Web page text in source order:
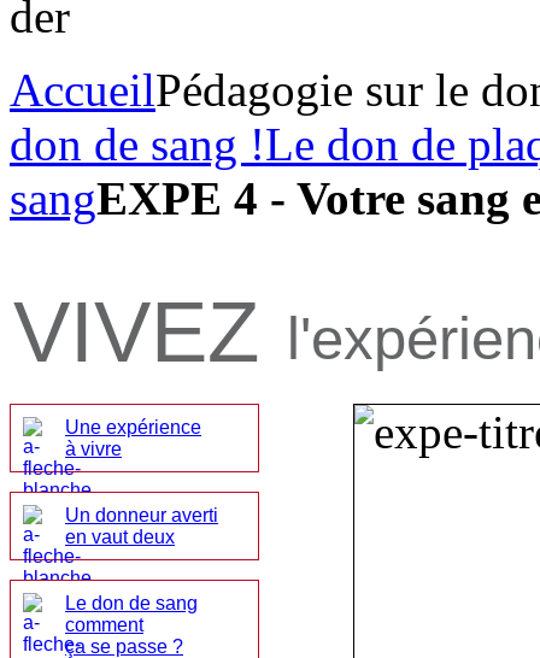
AccueilPédagogie sur le
don de sang !Le don de
sangEXPE 4 - Votre sang
VIVEZ
Une expérience
à vivre
Un donneur averti
en vaut deux
Le don de sang
comment
ça se passe ?